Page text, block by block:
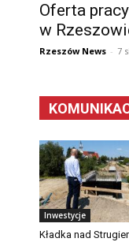
Oferta
w
Rzeszów News - 7
Inwestycje
Kładka nad